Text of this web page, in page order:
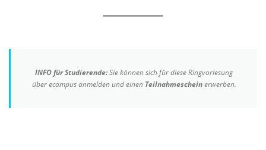
INFO für Studierende:Sie können sich für diese Ringvorlesung
über ecampus anmelden und einen Teilnahmescheinerwerben.